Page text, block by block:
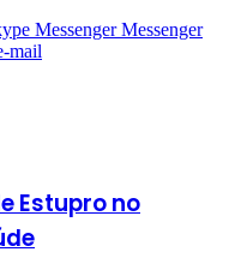
Messenger Messenger
mail
Estupro no